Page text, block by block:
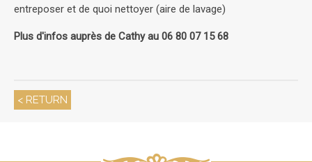
entreposer et de quoi nettoyer (aire de lavage)
Plus d'infos auprès de Cathy au 06 80 07 15 68
< RETURN